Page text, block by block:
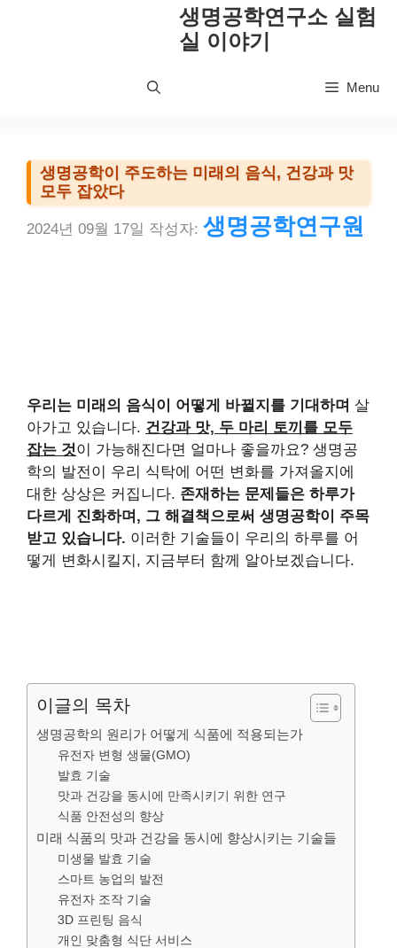
생명공학연구소 실험
실 이야기
Menu
생명공학이 주도하는 미래의 음식, 건강과 맛
모두 잡았다
2024년 09월 17일 작성자: 생명공학연구원
우리는 미래의 음식이 어떻게 바뀔지를 기대하며 살
아가고 있습니다. 건강과 맛, 두 마리 토끼를 모두
잡는 것이 가능해진다면 얼마나 좋을까요? 생명공
학의 발전이 우리 식탁에 어떤 변화를 가져올지에
대한 상상은 커집니다. 존재하는 문제들은 하루가
다르게 진화하며, 그 해결책으로써 생명공학이 주목
받고 있습니다. 이러한 기술들이 우리의 하루를 어
떻게 변화시킬지, 지금부터 함께 알아보겠습니다.
이글의 목차
생명공학의 원리가 어떻게 식품에 적용되는가
유전자 변형 생물(GMO)
발효 기술
맛과 건강을 동시에 만족시키기 위한 연구
식품 안전성의 향상
미래 식품의 맛과 건강을 동시에 향상시키는 기술들
미생물 발효 기술
스마트 농업의 발전
유전자 조작 기술
3D 프린팅 음식
개인 맞춤형 식단 서비스